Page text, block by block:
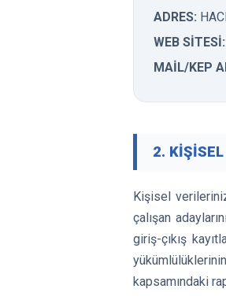
ADRES:
WEB SİTESİ:
MAİL/KEP
2.
Kişisel
çalışan
giriş-çıkış
kapsamındaki